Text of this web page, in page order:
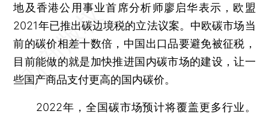
地及香港公用事业首席分析师廖启华表示，欧盟
2021年已推出碳边境税的立法议案。中欧碳市场当
前的碳价相差十数倍，中国出口品要避免被征税，
目前能做的就是加快推进国内碳市场的建设，让一
些国产商品支付更高的国内碳价。
2022年，全国碳市场预计将覆盖更多行业。